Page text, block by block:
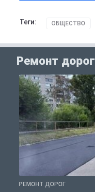
Теги: ОБЩЕСТВО
Ремонт дорог
РЕМОНТ ДОРОГ